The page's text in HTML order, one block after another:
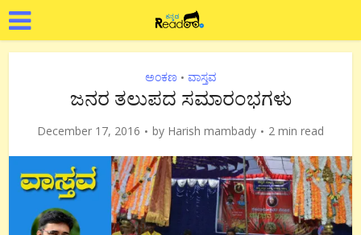
ಅಂಕಣ • ವಾಸ್ತವ
ಜನರ ತಲುಪದ ಸಮಾರಂಭಗಳು
December 17, 2016 by Harish mambady 2 min read